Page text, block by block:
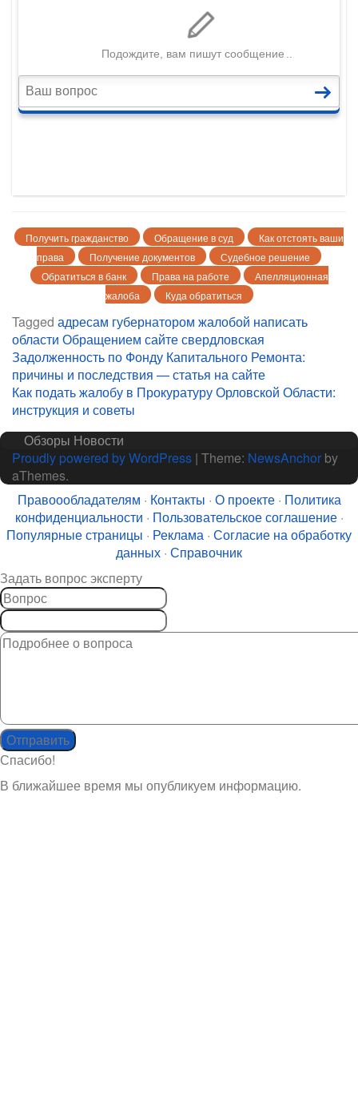
Получить гражданство Обращение в суд
Как отстоять ваши
права
Получение документов
Судебное решение
Обратиться в банк
Права на работе
Апелляционная
жалоба
Куда обратиться
Tagged адресам губернатором жалобой написать
области Обращением сайтесвердловская
Навигация
по
записям
Задолженность по Фонду Капитального Ремонта:
причины и последствия — статья на сайте
Как подать жалобу в Прокуратуру Орловской Области:
инструкция и советы
Обзоры Новости
Proudly powered by WordPress | Theme: NewsAnchor by
aThemes.
Правоообладателям · Контакты · О проекте· Политика
конфиденциальности · Пользовательское соглашение·
Популярные страницы · Реклама · Согласие на обработку
данных · Справочник
Задать вопрос эксперту
Спасибо!
В ближайшее время мы опубликуем информацию.